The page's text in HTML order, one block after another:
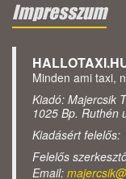
Impresszum
Minden ami taxi,
Kiadó: Majercsik
1025 Bp. Ruthén
Kiadásért
Felelős
Email: